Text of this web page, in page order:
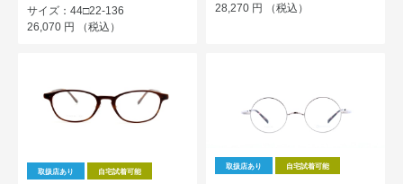
サイズ：44□22-136
26,070 円 （税込）
28,270 円 （税込）
取扱店あり 自宅試着可能
取扱店あり 自宅試着可能